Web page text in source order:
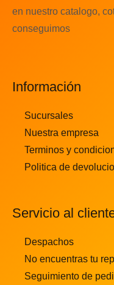
en nuestro catalogo,
conseguimos
Información
Sucursales
Nuestra empresa
Terminos y
Politica de
Servicio al
Despachos
No encuentras tu
Seguimiento de